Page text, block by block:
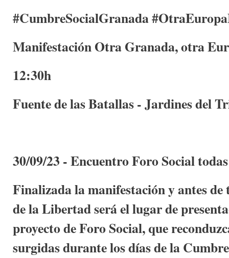
#CumbreSocialGranada
Manifestación Otra Granada, otra
12:30h
Fuente de las Batallas - Jardines del
30/09/23 - Encuentro Foro Social
Finalizada la manifestación y antes
de la Libertad será el lugar de
proyecto de Foro Social, que
surgidas durante los días de la